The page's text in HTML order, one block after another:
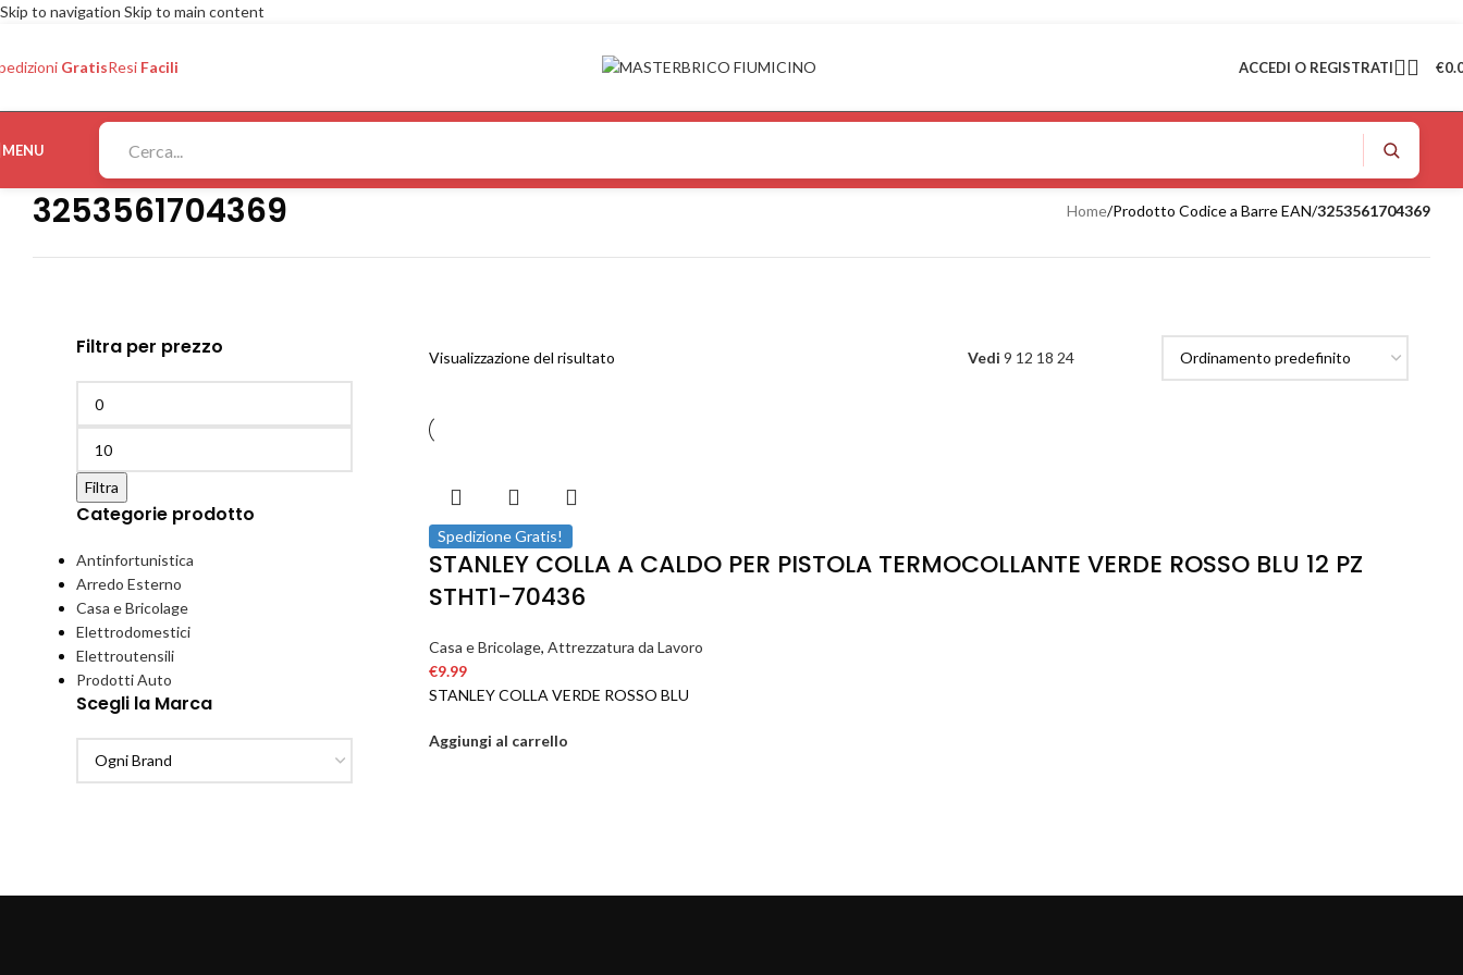
Skip to navigation Skip to main content
GratisResi Facili ACCEDI O REGISTRATI €
MENU
3253561704369 Home/Prodotto Codice a Barre EAN/3253561704369
Filtra per prezzo
Filtra
Categorie prodotto
Antinfortunistica
Arredo Esterno
Casa e Bricolage
Elettrodomestici
Elettroutensili
Prodotti Auto
Scegli la Marca
Visualizzazione del risultato Vedi 9 12 18 24
Spedizione Gratis!
STANLEY COLLA A CALDO PER PISTOLA TERMOCOLLANTE VERDE ROSSO BLU 12 PZ
STHT1-70436
Casa e Bricolage, Attrezzatura da Lavoro
€9.99
STANLEY COLLA VERDE ROSSO BLU
Aggiungi al carrello